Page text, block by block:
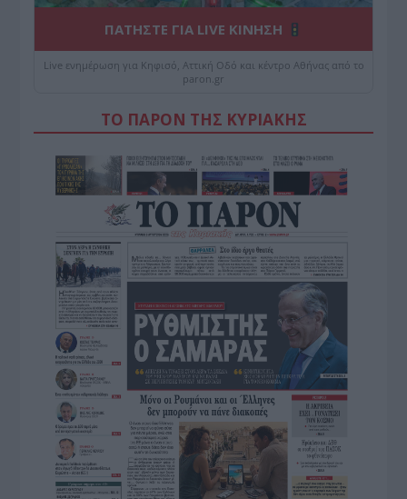
ΠΑΤΗΣΤΕ ΓΙΑ LIVE ΚΙΝΗΣΗ
Live ενημέρωση για Κηφισό, Αττική Οδό και κέντρο Αθήνας από το
paron.gr
ΤΟ ΠΑΡΟΝ ΤΗΣ ΚΥΡΙΑΚΗΣ